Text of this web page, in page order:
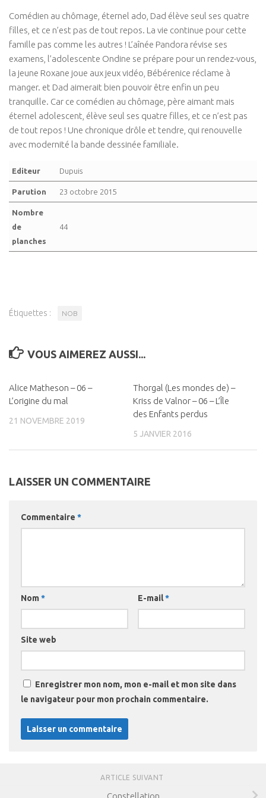
Comédien au chômage, éternel ado, Dad élève seul ses quatre
filles, et ce n’est pas de tout repos. La vie continue pour cette
famille pas comme les autres ! L’aînée Pandora révise ses
examens, l’adolescente Ondine se prépare pour un rendez-vous,
la jeune Roxane joue aux jeux vidéo, Bébérenice réclame à
manger. et Dad aimerait bien pouvoir être enfin un peu
tranquille. Car ce comédien au chômage, père aimant mais
éternel adolescent, élève seul ses quatre filles, et ce n’est pas
de tout repos ! Une chronique drôle et tendre, qui renouvelle
avec modernité la bande dessinée familiale.
Editeur Dupuis
Parution 23 octobre 2015
Nombre
de
planches
44
Étiquettes : NOB
VOUS AIMEREZ AUSSI...
Alice Matheson – 06 –
L’origine du mal
21 NOVEMBRE 2019
Thorgal (Les mondes de) –
Kriss de Valnor – 06 – L’Île
des Enfants perdus
5 JANVIER 2016
LAISSER UN COMMENTAIRE
Commentaire *
Nom * E-mail*
Site web
Enregistrer mon nom, mon e-mail et mon site dans
le navigateur pour mon prochain commentaire.
ARTICLE SUIVANT
Constellation